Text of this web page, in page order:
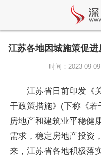
江苏各地因城施策促
时间：2023-09-
江苏省日前印发《
干政策措施》(下称《
房地产和建筑业平稳健
需求，稳定房地产投资
来，江苏省各地积极落